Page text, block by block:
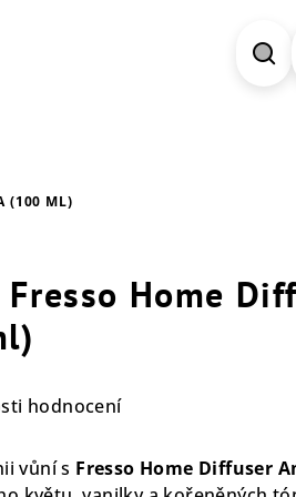
(100 ML)
Home
hodnocení
vůní s Fresso Home Diffuser